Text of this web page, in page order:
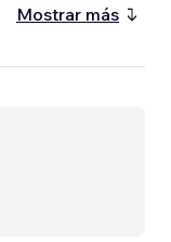
Mostrar más